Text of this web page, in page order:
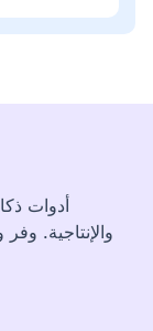
والإنتاجية.